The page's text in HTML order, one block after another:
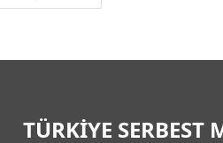
TÜRKİYE